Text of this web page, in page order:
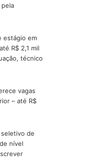
estágio em
R$ 2,1 mil
técnico
vagas
– até R$
seletivo de
nível